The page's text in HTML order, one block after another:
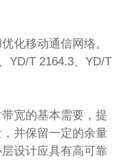
移动通信网络。
YD/T 2164.3、YD/T
宽的基本需要，提
并保留一定的余量
设计应具有高可靠